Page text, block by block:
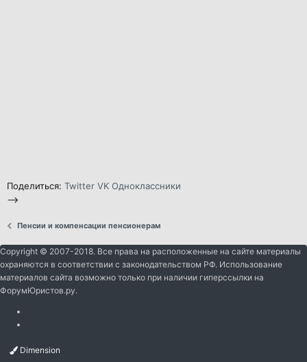
Поделиться: Twitter VK Одноклассники
-->
Пенсии и компенсации пенсионерам
Copyright © 2007-2018. Все права на расположенные на сайте материалы
охраняются в соответствии с законодательством РФ. Использование
материалов сайта возможно только при наличии гиперссылки на
ФорумЮристов.ру.
Dimension